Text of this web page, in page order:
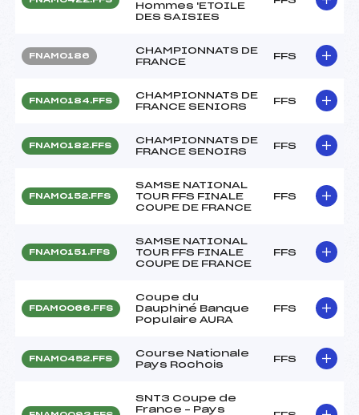
Hommes 'ETOILE
DES SAISIES
FNAM0186
CHAMPIONNATS DE
FRANCE
FFS
FNAM0184.FFS
CHAMPIONNATS DE
FRANCE SENIORS
FFS
FNAM0182.FFS
CHAMPIONNATS DE
FRANCE SENOIRS
FFS
FNAM0152.FFS
SAMSE NATIONAL
TOUR FFS FINALE
COUPE DE FRANCE
FFS
FNAM0151.FFS
SAMSE NATIONAL
TOUR FFS FINALE
COUPE DE FRANCE
FFS
FDAM0066.FFS
Coupe du
Dauphiné Banque
Populaire AURA
FFS
FNAM0452.FFS
Course Nationale
Pays Rochois
FFS
SNT3 Coupe de
France – Pays